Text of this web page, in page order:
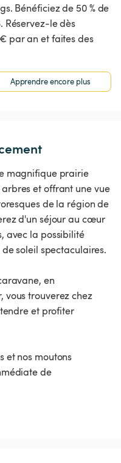
Bénéficiez de 50 % de
Réservez-le dès
par an et faites des
Apprendre encore plus
magnifique prairie
et offrant une vue
de la région de
d'un séjour au cœur
avec la possibilité
soleil spectaculaires.
en
trouverez chez
et profiter
et nos moutons
de